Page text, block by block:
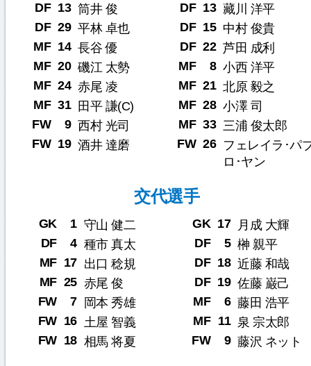
DF 13 筒井 俊
DF 29 平林 卓也
MF 14 長谷 優
MF 20 磯江 太勢
MF 24 赤尾 凌
MF 31
田平 謙(C)
FW
9 西村 光司
FW 19 酒井 達磨
DF 13 藏川 洋平
DF 15 中村 俊貴
DF 22 芦田 成利
MF
8 小西 洋平
MF 21 北原 毅之
MF 28 小澤 司
MF 33 三浦 俊太郎
FW 26 フェレイラ･パ
ロ･ヤン
交代選手
GK 1 守山 健二
DF
4 種市 真太
MF 17 出口 稔規
MF 25 赤尾 俊
FW
7
岡本 秀雄
FW 16 土屋 智義
FW 18 相馬 将夏
GK 17
月成 大輝
DF
5 榊 親平
DF 18 近藤 和哉
DF 19 佐藤 巌己
MF
6 藤田 浩平
MF 11 泉 宗太郎
FW
9 藤沢 ネット